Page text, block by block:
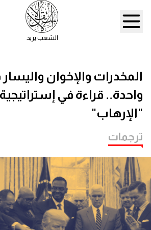
الشعب يريد
المخدرات والإخوان
واحدة.. قراءة في
"الإرهاب"
ترجمات